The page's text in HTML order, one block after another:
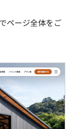
ページ全体をご